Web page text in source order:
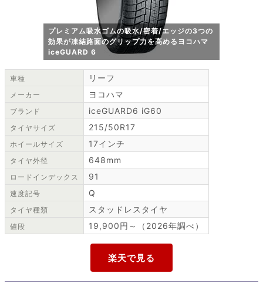
プレミアム吸水ゴムの吸水/密着/エッジの3つの
効果が凍結路面のグリップ力を高めるヨコハマ
iceGUARD 6
車種 リーフ
メーカー ヨコハマ
ブランド iceGUARD6 iG60
タイヤサイズ 215/50R17
ホイールサイズ 17インチ
タイヤ外径 648mm
ロードインデックス 91
速度記号 Q
タイヤ種類 スタッドレスタイヤ
値段 19,900円～（2026年調べ）